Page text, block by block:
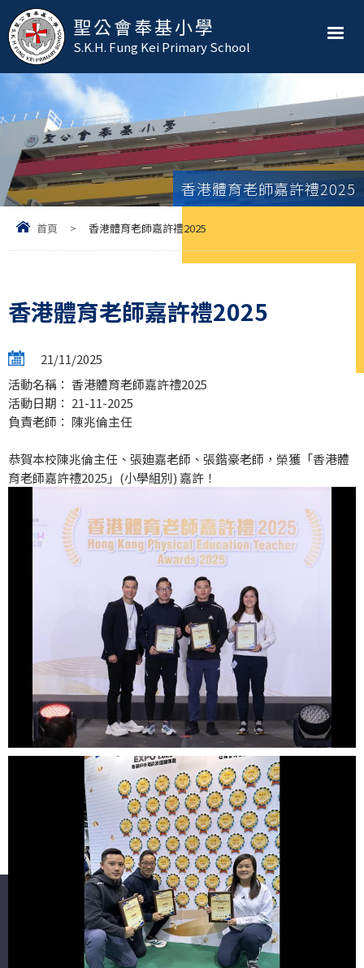
聖公會奉基小學
S.K.H. Fung Kei Primary School
香港體育老師嘉許禮2025
首頁 > 香港體育老師嘉許禮2025
香港體育老師嘉許禮2025
21/11/2025
活動名稱： 香港體育老師嘉許禮2025
活動日期： 21-11-2025
負責老師： 陳兆倫主任
恭賀本校陳兆倫主任、張廸嘉老師、張鍇豪老師，榮獲「香港體
育老師嘉許禮2025」(小學組別) 嘉許！